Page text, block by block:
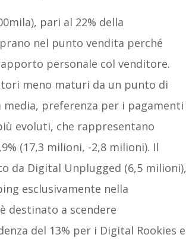
pari al 22% della
nel punto vendita perché
personale col venditore.
meno maturi da un punto di
preferenza per i pagamenti
evoluti, che rappresentano
(17,3 milioni, -2,8 milioni). Il
da Digital Unplugged (6,5 milioni),
esclusivamente nella
destinato a scendere
del 13% per i Digital Rookies e